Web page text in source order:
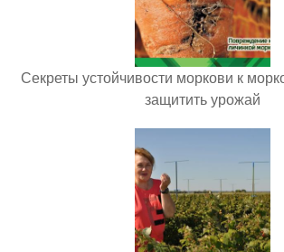
Секреты устойчивости моркови к
защитить урожай